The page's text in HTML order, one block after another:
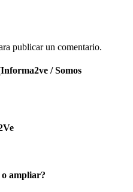
publicar un comentario.
/ Somos
ampliar?